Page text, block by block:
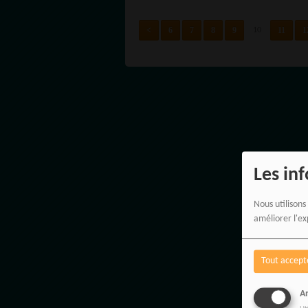
Les
Nous
améliorer
Tout
< 6 7 9